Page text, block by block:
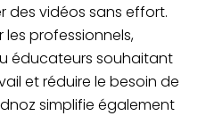
des vidéos sans effort.
professionnels,
éducateurs souhaitant
et réduire le besoin de
simplifie également